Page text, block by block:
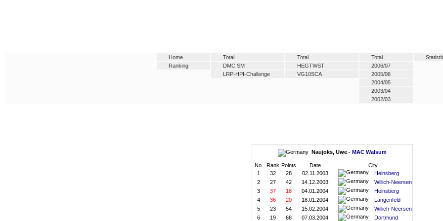
Home
Ranking
Total
DMC SM
LRP-HPI-Challenge
Total
HEGTWST
VG10SCA
Total
2006/07
2005/06
2004/05
2003/04
2002/03
Naujoks, Uwe - MAC Walsum
No. Rank Points Date
City
1
32 28 02.11.2003
Heinsberg
2
27 42 14.12.2003
Willich-Neersen
3
37 18 04.01.2004
Heinsberg
4
36 20 18.01.2004
Langenfeld
5
23 54 15.02.2004
Willich-Neersen
6
19 68 07.03.2004 Dortmund